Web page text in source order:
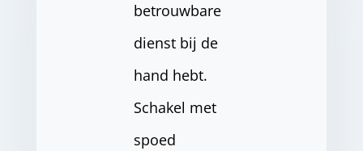
betrouwbare
dienst bij de
hand hebt.
Schakel met
spoed